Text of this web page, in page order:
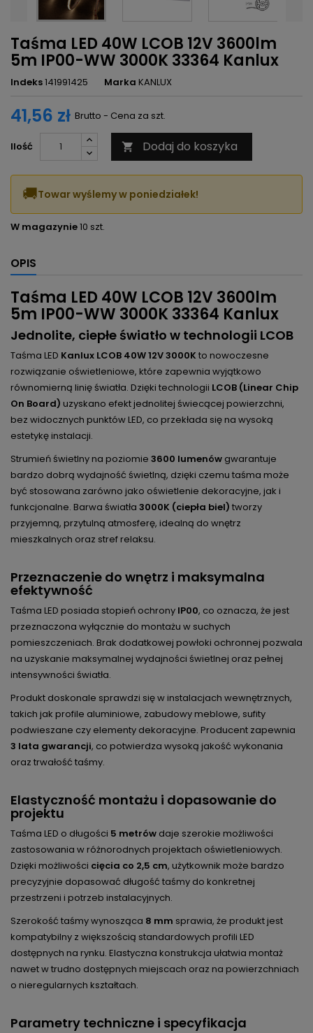
Taśma LED 40W LCOB 12V 3600lm
5m IP00-WW 3000K 33364 Kanlux
Indeks141991425 Marka KANLUX
41,56 zł Brutto - Cena za szt.
Ilość  Dodaj do koszyka
🚚Towar wyślemy w poniedziałek!
W magazynie10 szt.
OPIS
Taśma LED 40W LCOB 12V 3600lm
5m IP00-WW 3000K 33364 Kanlux
Jednolite, ciepłe światło w technologii LCOB
Taśma LED Kanlux LCOB 40W 12V 3000K to nowoczesne
rozwiązanie oświetleniowe, które zapewnia wyjątkowo
równomierną linię światła. Dzięki technologii LCOB (Linear Chip
On Board) uzyskano efekt jednolitej świecącej powierzchni,
bez widocznych punktów LED, co przekłada się na wysoką
estetykę instalacji.
Strumień świetlny na poziomie 3600 lumenów gwarantuje
bardzo dobrą wydajność świetlną, dzięki czemu taśma może
być stosowana zarówno jako oświetlenie dekoracyjne, jak i
funkcjonalne. Barwa światła 3000K (ciepła biel) tworzy
przyjemną, przytulną atmosferę, idealną do wnętrz
mieszkalnych oraz stref relaksu.
Przeznaczenie do wnętrz i maksymalna
efektywność
Taśma LED posiada stopień ochrony IP00, co oznacza, że jest
przeznaczona wyłącznie do montażu w suchych
pomieszczeniach. Brak dodatkowej powłoki ochronnej pozwala
na uzyskanie maksymalnej wydajności świetlnej oraz pełnej
intensywności światła.
Produkt doskonale sprawdzi się w instalacjach wewnętrznych,
takich jak profile aluminiowe, zabudowy meblowe, sufity
podwieszane czy elementy dekoracyjne. Producent zapewnia
3 lata gwarancji, co potwierdza wysoką jakość wykonania
oraz trwałość taśmy.
Elastyczność montażu i dopasowanie do
projektu
Taśma LED o długości 5 metrów daje szerokie możliwości
zastosowania w różnorodnych projektach oświetleniowych.
Dzięki możliwości cięcia co 2,5 cm, użytkownik może bardzo
precyzyjnie dopasować długość taśmy do konkretnej
przestrzeni i potrzeb instalacyjnych.
Szerokość taśmy wynosząca 8 mm sprawia, że produkt jest
kompatybilny z większością standardowych profili LED
dostępnych na rynku. Elastyczna konstrukcja ułatwia montaż
nawet w trudno dostępnych miejscach oraz na powierzchniach
o nieregularnych kształtach.
Parametry techniczne i specyfikacja